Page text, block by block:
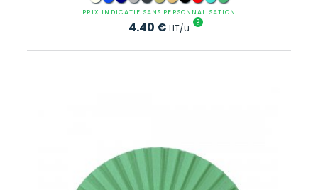
PRIX INDICATIF SANS PERSONNALISATION
4.40 € HT/u ?